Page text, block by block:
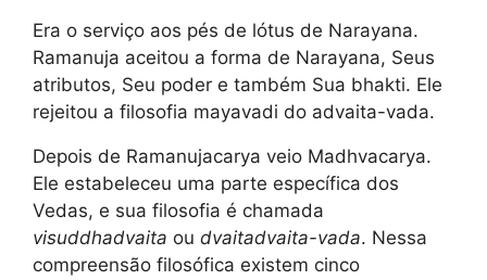
Era o serviço aos pés de lótus de Narayana.
Ramanuja aceitou a forma de Narayana, Seus
atributos, Seu poder e também Sua bhakti. Ele
rejeitou a filosofia mayavadi do advaita-vada.
Depois de Ramanujacarya veio Madhvacarya.
Ele estabeleceu uma parte específica dos
Vedas, e sua filosofia é chamada
visuddhadvaita ou dvaitadvaita-vada. Nessa
compreensão filosófica existem cinco